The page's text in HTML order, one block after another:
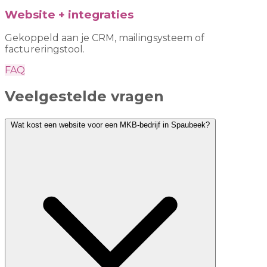
Website + integraties
Gekoppeld aan je CRM, mailingsysteem of
factureringstool.
FAQ
Veelgestelde vragen
Wat kost een website voor een MKB-bedrijf in Spaubeek?